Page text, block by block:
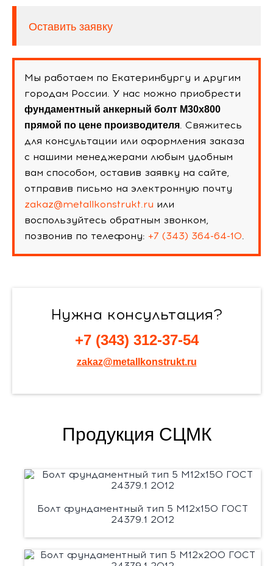
Оставить заявку
Мы работаем по Екатеринбургу и другим
городам России. У нас можно приобрести
фундаментный анкерный болт М30х800
прямой по цене производителя. Свяжитесь
для консультации или оформления заказа
с нашими менеджерами любым удобным
вам способом, оставив заявку на сайте,
отправив письмо на электронную почту
zakaz@metallkonstrukt.ru или
воспользуйтесь обратным звонком,
позвонив по телефону: +7 (343) 364-64-10.
Нужна консультация?
+7 (343) 312-37-54
zakaz@metallkonstrukt.ru
Продукция СЦМК
Болт фундаментный тип 5 М12х150 ГОСТ
24379.1 2012